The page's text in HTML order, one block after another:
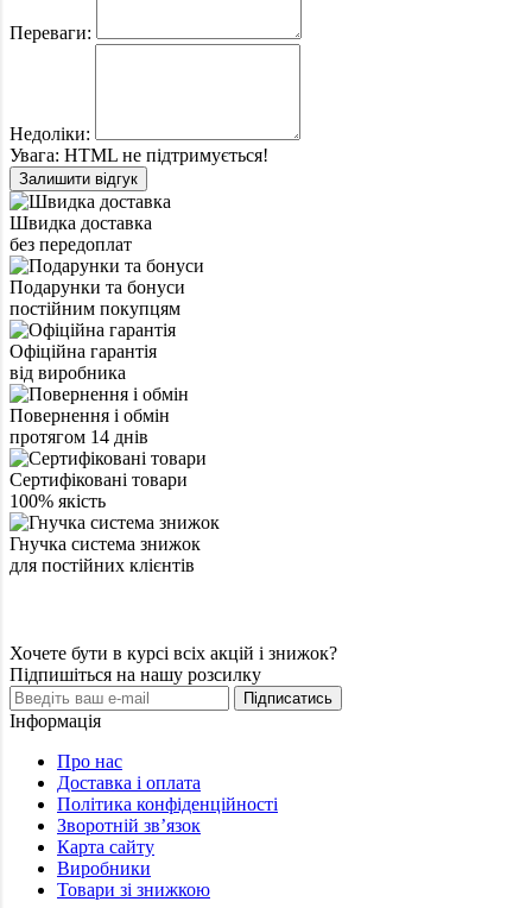
Переваги:
Недоліки:
Увага: HTML не підтримується!
Залишити відгук
Швидка доставка
без передоплат
Подарунки та бонуси
постійним покупцям
Офіційна гарантія
від виробника
Повернення і обмін
протягом 14 днів
Сертифіковані товари
100% якість
Гнучка система знижок
для постійних клієнтів
Хочете бути в курсі всіх акцій і знижок?
Підпишіться на нашу розсилку
Підписатись
Інформація
Про нас
Доставка і оплата
Політика конфіденційності
Зворотній зв’язок
Карта сайту
Виробники
Товари зі знижкою